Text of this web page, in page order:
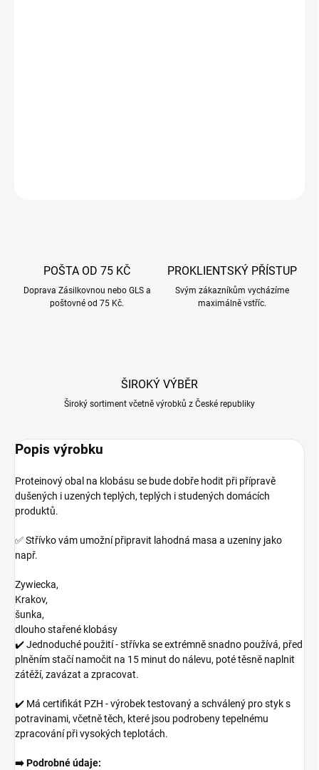
POŠTA OD 75 KČ
Doprava Zásilkovnou nebo GLS a
poštovné od 75 Kč.
PROKLIENTSKÝ PŘÍSTUP
Svým zákazníkům vycházíme
maximálně vstříc.
ŠIROKÝ VÝBĚR
Široký sortiment včetně výrobků z České republiky
Popis výrobku
Proteinový obal na klobásu se bude dobře hodit při přípravě
dušených i uzených teplých, teplých i studených domácích
produktů.
✅ Střívko vám umožní připravit lahodná masa a uzeniny jako
např.
Zywiecka,
Krakov,
šunka,
dlouho stařené klobásy
✔️ Jednoduché použití - střívka se extrémně snadno používá, před
plněním stačí namočit na 15 minut do nálevu, poté těsně naplnit
zátěží, zavázat a zpracovat.
✔️ Má certifikát PZH - výrobek testovaný a schválený pro styk s
potravinami, včetně těch, které jsou podrobeny tepelnému
zpracování při vysokých teplotách.
➡️ Podrobné údaje: